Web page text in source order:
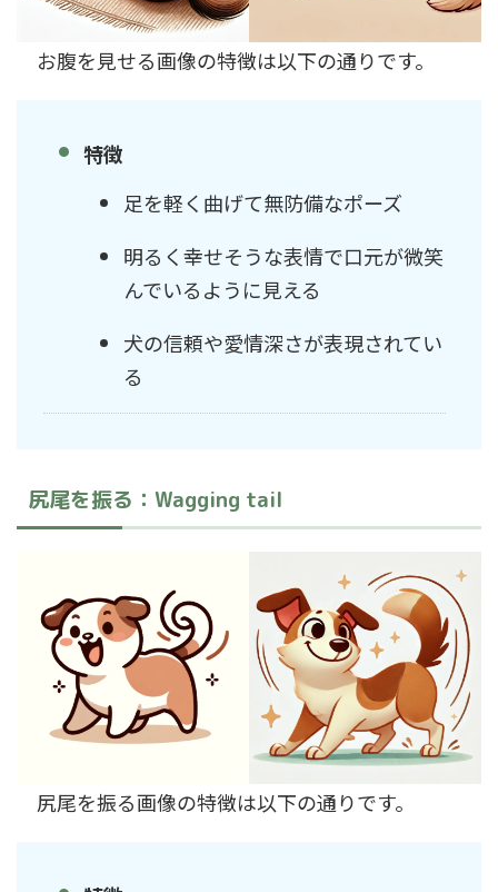
お腹を見せる画像の特徴は以下の通りです。
特徴
足を軽く曲げて無防備なポーズ
明るく幸せそうな表情で口元が微笑
んでいるように見える
犬の信頼や愛情深さが表現されてい
る
尻尾を振る：Wagging tail
尻尾を振る画像の特徴は以下の通りです。